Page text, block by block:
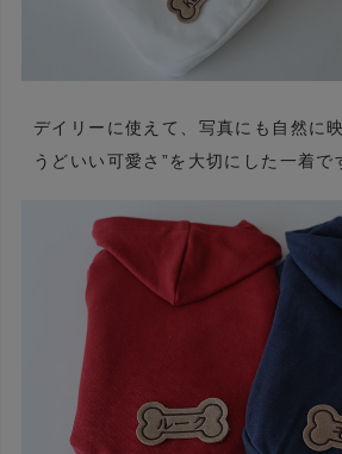
デイリーに使えて、写真にも自然に
うどいい可愛さ”を大切にした一着で